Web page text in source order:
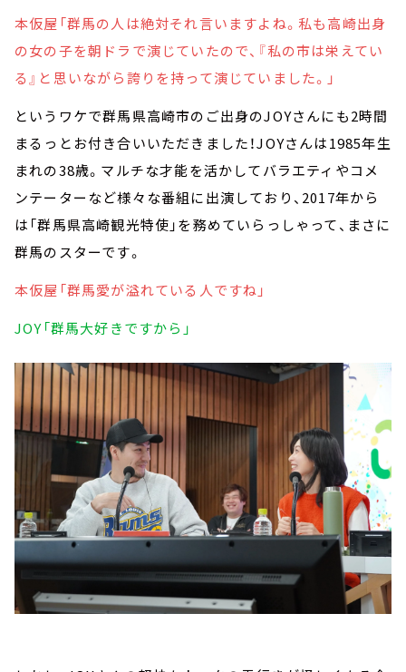
本仮屋「群馬の人は絶対それ言いますよね。私も高崎出身
の女の子を朝ドラで演じていたので、『私の市は栄えてい
る』と思いながら誇りを持って演じていました。」
というワケで群馬県高崎市のご出身のJOYさんにも2時間
まるっとお付き合いいただきました！JOYさんは1985年生
まれの38歳。マルチな才能を活かしてバラエティやコメ
ンテーターなど様々な番組に出演しており、2017年から
は「群馬県高崎観光特使」を務めていらっしゃって、まさに
群馬のスターです。
本仮屋「群馬愛が溢れている人ですね」
JOY「群馬大好きですから」